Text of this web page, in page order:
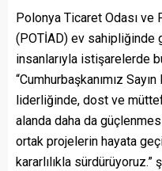
Polonya Ticaret Odası ve
(POTİAD) ev sahipliğinde
insanlarıyla istişarelerde
“Cumhurbaşkanımız
liderliğinde, dost ve
alanda daha da
ortak projelerin hayata
kararlılıkla sürdürüyoruz.”